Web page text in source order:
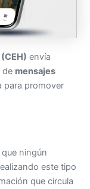
envía
de mensajes
para promover
ningún
este tipo
que circula